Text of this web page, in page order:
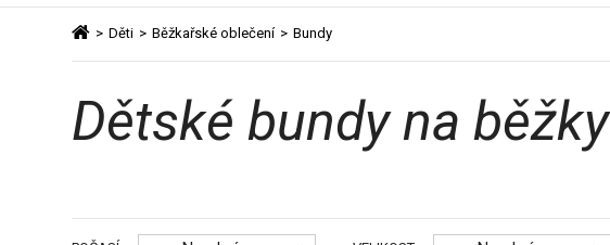
> Děti > Běžkařské oblečení > Bundy
Dětské bundy na běžky